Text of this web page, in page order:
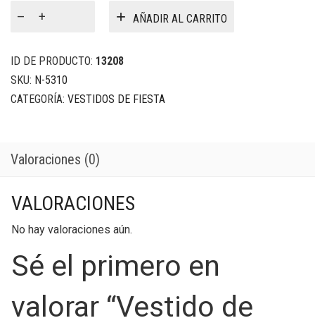
era:
es:
largo
Joya
cantidad
AÑADIR AL CARRITO
ID DE PRODUCTO: 13208
SKU: N-5310
CATEGORÍA: VESTIDOS DE FIESTA
Valoraciones (0)
VALORACIONES
No hay valoraciones aún.
Sé el primero en
valorar “Vestido de